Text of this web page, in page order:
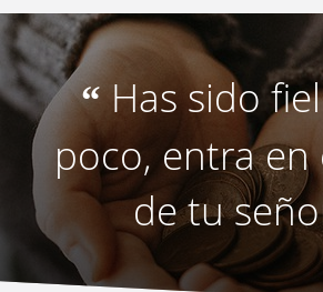
“Has sido
poco, entra en
de tu